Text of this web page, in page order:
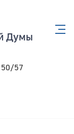
Думы
50/57